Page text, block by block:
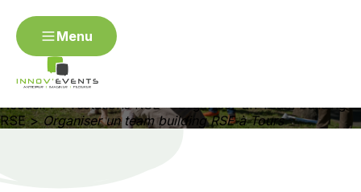
Menu
Menu
Organiser mon événement RSE
Contact
Angers
Annecy Avignon Besançon
ORGANISER UN TEAM BUILDING RSE À TOURS
Organiser un team building
RSE à Tours
Accueil>Prestations RSE>Organiser un Team building
RSE>Organiser un team building RSE à Tours